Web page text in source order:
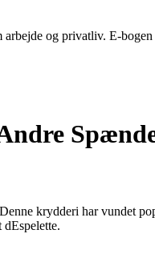
og privatliv. E-
krydderi har vundet